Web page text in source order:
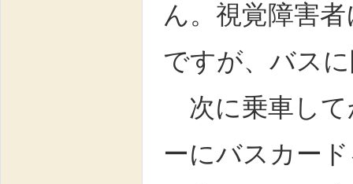
ん。視覚障害
ですが、バス
次に乗車して
ーにバスカー